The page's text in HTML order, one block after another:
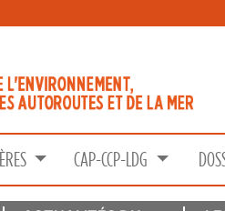
CAP-CCP-LDG